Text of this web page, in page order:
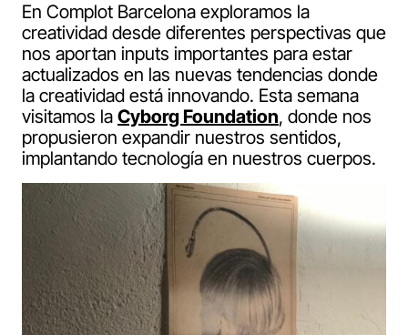
En Complot Barcelona exploramos la
creatividad desde diferentes perspectivas que
nos aportan inputs importantes para estar
actualizados en las nuevas tendencias donde
la creatividad está innovando. Esta semana
visitamos la Cyborg Foundation, donde nos
propusieron expandir nuestros sentidos,
implantando tecnología en nuestros cuerpos.